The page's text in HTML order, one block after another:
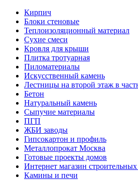
Кирпич
Блоки стеновые
Теплоизоляционный материал
Сухие смеси
Кровля для крыши
Плитка тротуарная
Пиломатериалы
Искусственный камень
Лестницы на второй этаж в
Бетон
Натуральный камень
Сыпучие материалы
ПГП
ЖБИ заводы
Гипсокартон и профиль
Металлопрокат Москва
Готовые проекты домов
Интернет магазин
Камины и печи